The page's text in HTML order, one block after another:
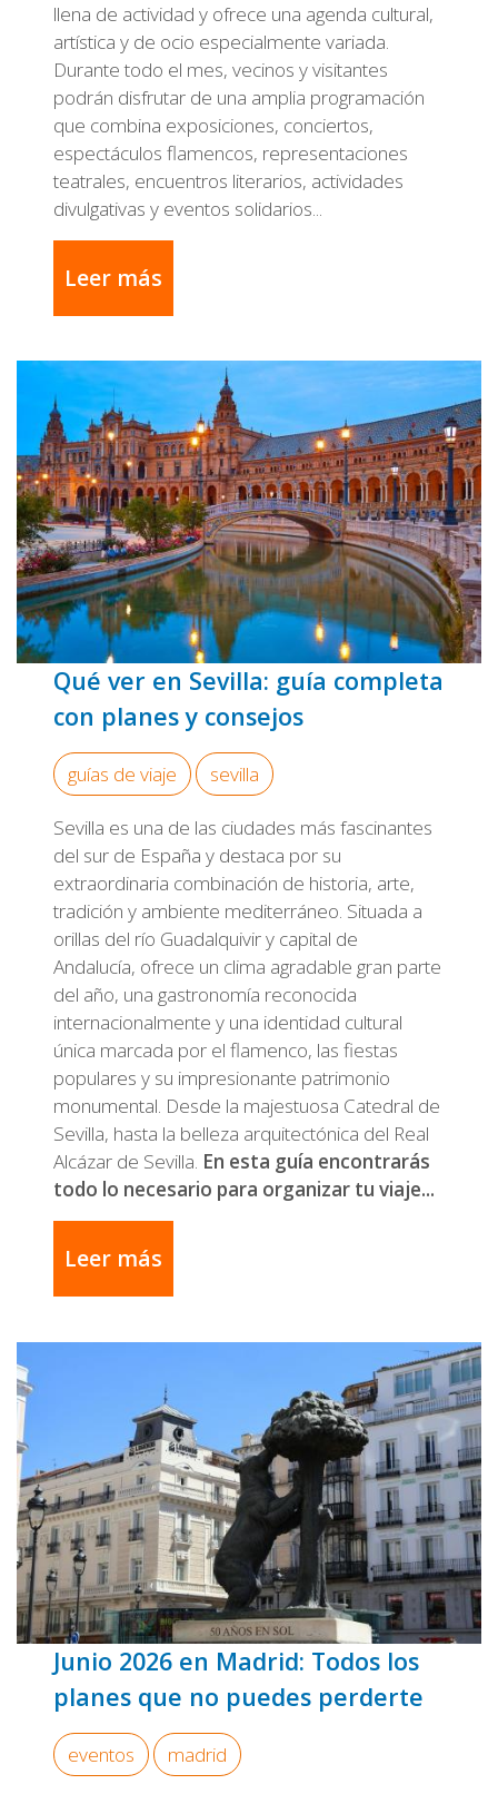
llena de actividad y ofrece una agenda cultural,
artística y de ocio especialmente variada.
Durante todo el mes, vecinos y visitantes
podrán disfrutar de una amplia programación
que combina exposiciones, conciertos,
espectáculos flamencos, representaciones
teatrales, encuentros literarios, actividades
divulgativas y eventos solidarios...
Leer más
Qué ver en Sevilla: guía completa
con planes y consejos
guías de viaje sevilla
Sevilla es una de las ciudades más fascinantes
del sur de España y destaca por su
extraordinaria combinación de historia, arte,
tradición y ambiente mediterráneo. Situada a
orillas del río Guadalquivir y capital de
Andalucía, ofrece un clima agradable gran parte
del año, una gastronomía reconocida
internacionalmente y una identidad cultural
única marcada por el flamenco, las fiestas
populares y su impresionante patrimonio
monumental. Desde la majestuosa Catedral de
Sevilla, hasta la belleza arquitectónica del Real
Alcázar de Sevilla. En esta guía encontrarás
todo lo necesario para organizar tu viaje...
Leer más
Junio 2026 en Madrid: Todos los
planes que no puedes perderte
eventos madrid